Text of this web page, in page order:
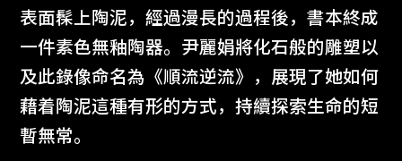
表面髹上陶泥，經過漫長的過程後，書本終成
一件素色無釉陶器。尹麗娟將化石般的雕塑以
及此錄像命名為《順流逆流》，展現了她如何
藉着陶泥這種有形的方式，持續探索生命的短
暫無常。